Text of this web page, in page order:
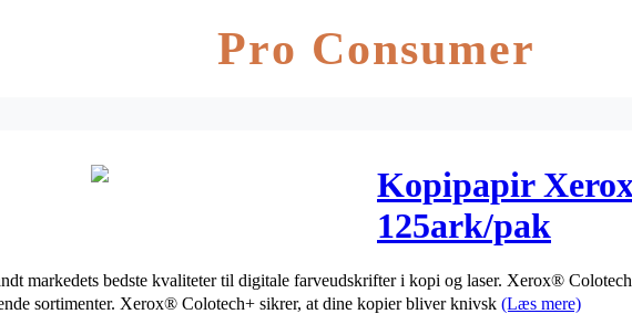
Pro Consumer
Kopipapir
125ark/pak
markedets bedste kvaliteter til digitale farveudskrifter i kopi og laser. Xerox®
sortimenter. Xerox® Colotech+ sikrer, at dine kopier bliver knivsk (Læs mere)